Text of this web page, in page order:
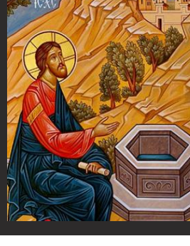
Convorbirea